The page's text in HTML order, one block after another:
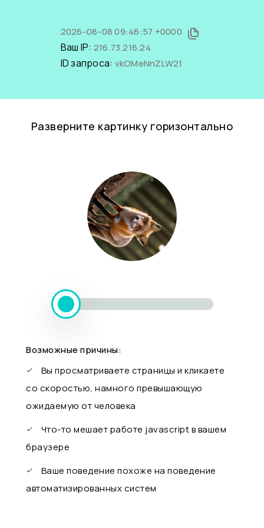
2026-08-08 09:46:57 +0000
Ваш IP: 216.73.216.24
ID запроса: vkOMeNnZLW21
Разверните картинку горизонтально
Возможные причины:
Вы просматриваете страницы и кликаете
со скоростью, намного превышающую
ожидаемую от человека
Что-то мешает работе javascript в вашем
браузере
Ваше поведение похоже на поведение
автоматизированных систем